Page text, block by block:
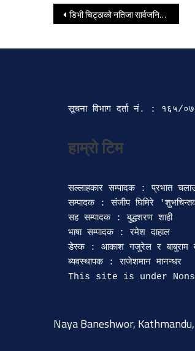
Post navigation
डिभी चिट्ठाको नतिजा सार्वजनिक, यसरी हेर्नुहोस् नतिजा
सूचना विभाग दर्ता‍ नं. : १६५/
हाम्रो टिम
सल्लाहकार सम्पादक : प्रभात
सम्पादक : संजीप घिमिरे
सह सम्पादक : बुद्धशरण शाही
भाषा सम्पादक : रमेश दाहाल
डेस्क : आकाश गजुरेल र बाबुराम
ब्यवस्थापक : राजेशमान मानन्धर
Naya Baneshwor,